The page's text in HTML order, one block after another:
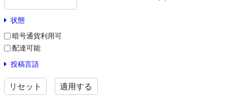
状態
暗号通貨利用可
配達可能
投稿言語
リセット 適用する